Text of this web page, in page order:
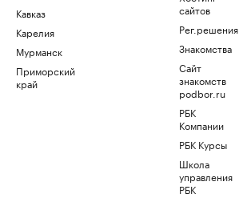
Кавказ
Карелия
Мурманск
Приморский
край
сайтов
Рег.решения
Знакомства
Сайт
знакомств
podbor.ru
РБК
Компании
РБК Курсы
Школа
управления
РБК